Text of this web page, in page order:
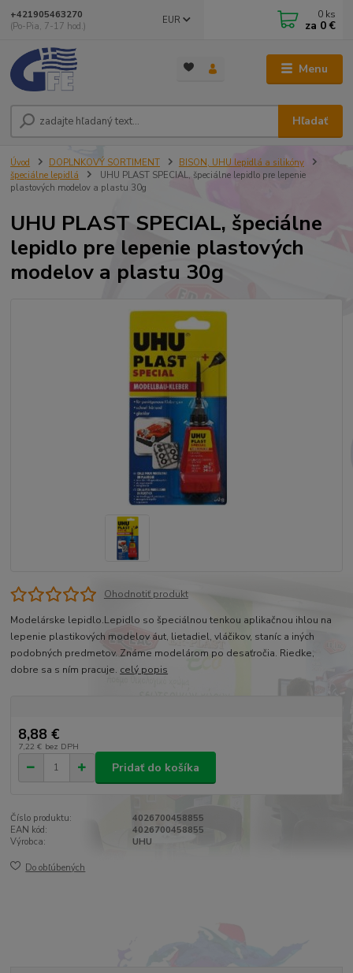
Menu
EUR
Hľadať
+421905463270
(Po-Pia, 7-17 hod.)
0 ks
za 0 €
Úvod DOPLNKOVÝ SORTIMENT
BISON, UHU lepidlá a silikóny
špeciálne lepidlá
UHU PLAST SPECIAL, špeciálne lepidlo pre lepenie
plastových modelov a plastu 30g
UHU PLAST SPECIAL, špeciálne
lepidlo pre lepenie plastových
modelov a plastu 30g
Ohodnotiť produkt
Modelárske lepidlo.Lepidlo so špeciálnou tenkou aplikačnou ihlou na
lepenie plastikových modelov áut, lietadiel, vláčikov, staníc a iných
podobných predmetov. Známe modelárom po desaťročia. Riedke,
dobre sa s ním pracuje. celý popis
8,88 €
7,22 € bez DPH
Pridať do košíka
Číslo produktu:
4026700458855
EAN kód:
4026700458855
Výrobca:
UHU
Do obľúbených